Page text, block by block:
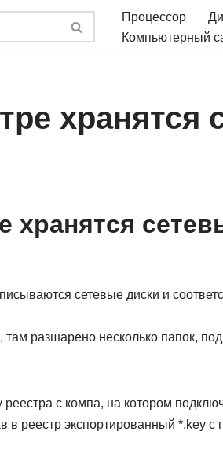
Процессор
Компьютерный
хранятся
хранятся
сетевые диски и
разшарено несколько папок,
реестра с компа, на котором
в реестр экспортированный *.key с